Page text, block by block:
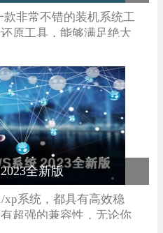
非常不错的装机系统工
原工具，能够满足绝大
册表优化能够在最大程
禁用很多无用的系统性
麻烦，快来下载试试
全新版
xp系统，都具有高效稳
超强的兼容性，无论你